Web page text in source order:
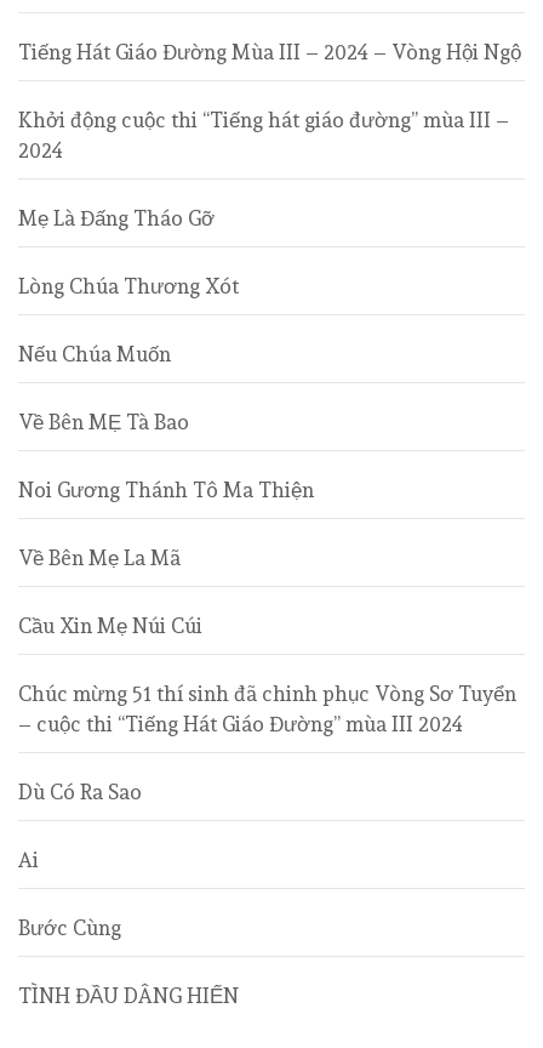
Tiếng Hát Giáo Đường Mùa III – 2024 – Vòng Hội Ngộ
Khởi động cuộc thi “Tiếng hát giáo đường” mùa III –
2024
Mẹ Là Đấng Tháo Gỡ
Lòng Chúa Thương Xót
Nếu Chúa Muốn
Về Bên MẸ Tà Bao
Noi Gương Thánh Tô Ma Thiện
Về Bên Mẹ La Mã
Cầu Xin Mẹ Núi Cúi
Chúc mừng 51 thí sinh đã chinh phục Vòng Sơ Tuyển
– cuộc thi “Tiếng Hát Giáo Đường” mùa III 2024
Dù Có Ra Sao
Ai
Bước Cùng
TÌNH ĐẦU DÂNG HIẾN